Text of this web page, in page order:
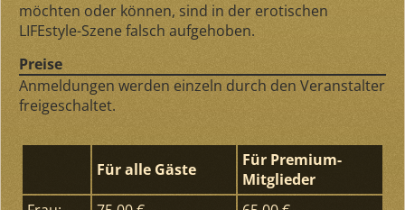
möchten oder können, sind in der erotischen
LIFEstyle-Szene falsch aufgehoben.
Preise
Anmeldungen werden einzeln durch den Veranstalter
freigeschaltet.
Für alle Gäste
Für Premium-
Mitglieder